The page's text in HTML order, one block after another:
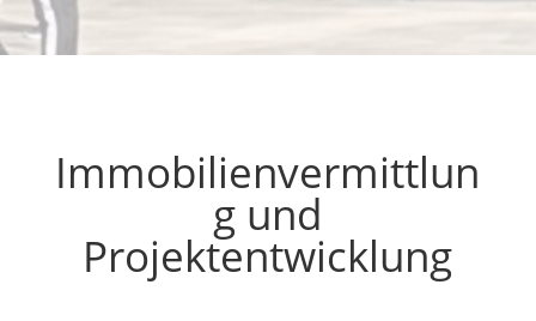
Immobilienvermittlun
g und
Projektentwicklung